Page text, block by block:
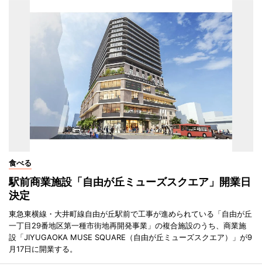
食べる
駅前商業施設「自由が丘ミューズスクエア」開業日
決定
東急東横線・大井町線自由が丘駅前で工事が進められている「自由が丘
一丁目29番地区第一種市街地再開発事業」の複合施設のうち、商業施
設「JIYUGAOKA MUSE SQUARE（自由が丘ミューズスクエア）」が9
月17日に開業する。